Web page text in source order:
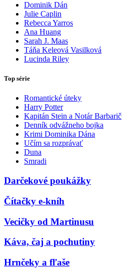
Dominik Dán
Julie Caplin
Rebecca Yarros
Ana Huang
Sarah J. Maas
Táňa Keleová Vasilková
Lucinda Riley
Top série
Romantické úteky
Harry Potter
Kapitán Stein a Notár Barbarič
Denník odvážneho bojka
Krimi Dominika Dána
Učím sa rozprávať
Duna
Smradi
Darčekové poukážky
Čítačky e-kníh
Vecičky od Martinusu
Káva, čaj a pochutiny
Hrnčeky a fľaše